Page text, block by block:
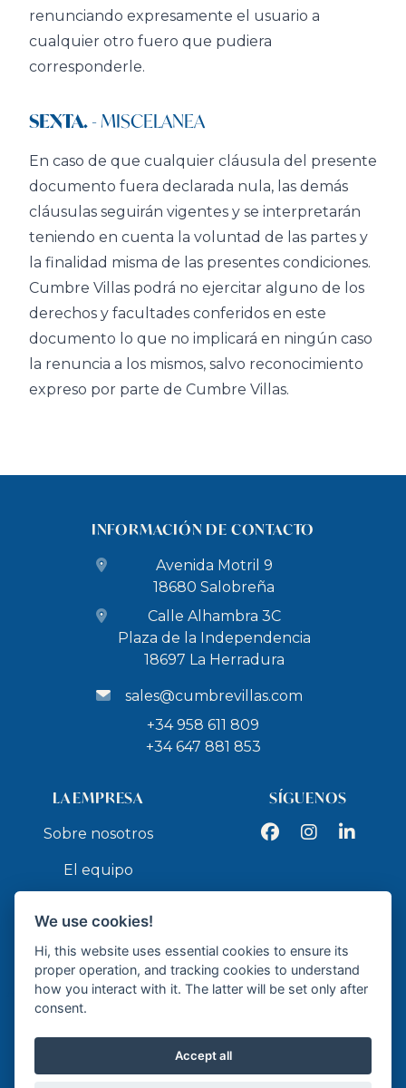
renunciando expresamente el usuario a
cualquier otro fuero que pudiera
corresponderle.
SEXTA.- MISCELANEA
En caso de que cualquier cláusula del presente
documento fuera declarada nula, las demás
cláusulas seguirán vigentes y se interpretarán
teniendo en cuenta la voluntad de las partes y
la finalidad misma de las presentes condiciones.
Cumbre Villas podrá no ejercitar alguno de los
derechos y facultades conferidos en este
documento lo que no implicará en ningún caso
la renuncia a los mismos, salvo reconocimiento
expreso por parte de Cumbre Villas.
INFORMACIÓN DE CONTACTO
Avenida Motril 9
18680 Salobreña
Calle Alhambra 3C
Plaza de la Independencia
18697 La Herradura
sales@cumbrevillas.com
+34 958 611 809
+34 647 881 853
LA EMPRESA
Sobre nosotros
El equipo
Contacto
SÍGUENOS
FacebookInstagramLinkedIn
We use cookies!
Hi, this website uses essential cookies to ensure its
proper operation, and tracking cookies to understand
how you interact with it. The latter will be set only after
consent.
Accept all